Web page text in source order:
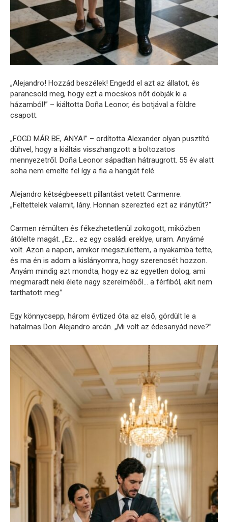
„Alejandro! Hozzád beszélek! Engedd el azt az állatot, és
parancsold meg, hogy ezt a mocskos nőt dobják ki a
házamból!” – kiáltotta Doña Leonor, és botjával a földre
csapott.
„FOGD MÁR BE, ANYA!” – ordította Alexander olyan pusztító
dühvel, hogy a kiáltás visszhangzott a boltozatos
mennyezetről. Doña Leonor sápadtan hátraugrott. 55 év alatt
soha nem emelte fel így a fia a hangját felé.
Alejandro kétségbeesett pillantást vetett Carmenre.
„Feltettelek valamit, lány. Honnan szerezted ezt az iránytűt?”
Carmen rémülten és fékezhetetlenül zokogott, miközben
átölelte magát. „Ez… ez egy családi ereklye, uram. Anyámé
volt. Azon a napon, amikor megszülettem, a nyakamba tette,
és ma én is adom a kislányomra, hogy szerencsét hozzon.
Anyám mindig azt mondta, hogy ez az egyetlen dolog, ami
megmaradt neki élete nagy szerelméből… a férfiból, akit nem
tarthatott meg.”
Egy könnycsepp, három évtized óta az első, gördült le a
hatalmas Don Alejandro arcán. „Mi volt az édesanyád neve?”